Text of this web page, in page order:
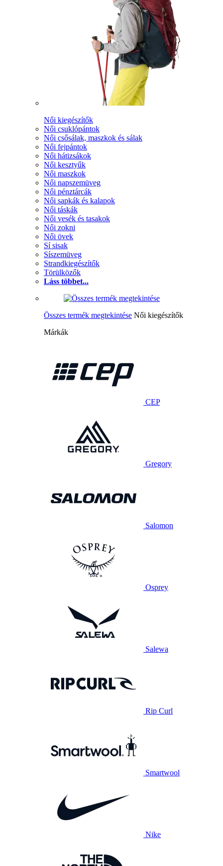
Női kiegészítők
Női csuklópántok
Női csősálak, maszkok és sálak
Női fejpántok
Női hátizsákok
Női kesztyűk
Női maszkok
Női napszemüveg
Női pénztárcák
Női sapkák és kalapok
Női táskák
Női vesék és tasakok
Női zokni
Női övek
Sí sisak
Síszemüveg
Strandkiegészítők
Törülközők
Láss többet...
Összes termék megtekintése Női kiegészítők
Márkák
CEP
Gregory
Salomon
Osprey
Salewa
Rip Curl
Smartwool
Nike